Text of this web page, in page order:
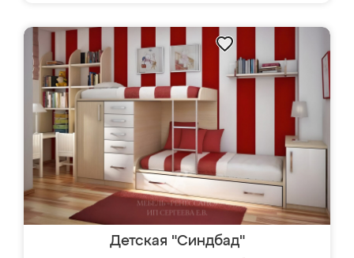
Детская "Синдбад"